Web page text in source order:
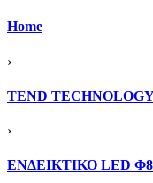
Home
›
TEND
›
ΕΝΔΕΙΚΤΙΚΟ LED